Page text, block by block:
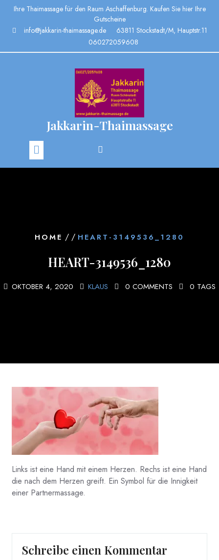
Ihre Thaimassage für den Raum Aschaffenburg. Kaufen Sie hier Ihre
Gutscheine
info@jakkarin-thaimassage.de
63811 Stockstadt/M, Hauptstr.11
060272059608
Jakkarin-Thaimassage
HOME / / HEART-3149536_1280
HEART-3149536_1280
OKTOBER 4, 2020 KLAUS 0 COMMENTS 0 TAGS
Links ist eine Hand mit einem Herzen. Rechs ist eine Hand
die nach dem Herzen greift. Ein Symbol für die Innigkeit
einer Partnermassage.
Schreibe einen Kommentar